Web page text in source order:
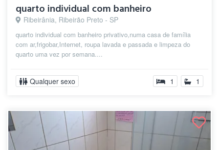
quarto individual com banheiro
Ribeirânia, Ribeirão Preto - SP
quarto individual com banheiro privativo,numa casa de família
com ar,frigobar,Internet, roupa lavada e passada e limpeza do
quarto uma vez por semana....
Qualquer sexo 1 1